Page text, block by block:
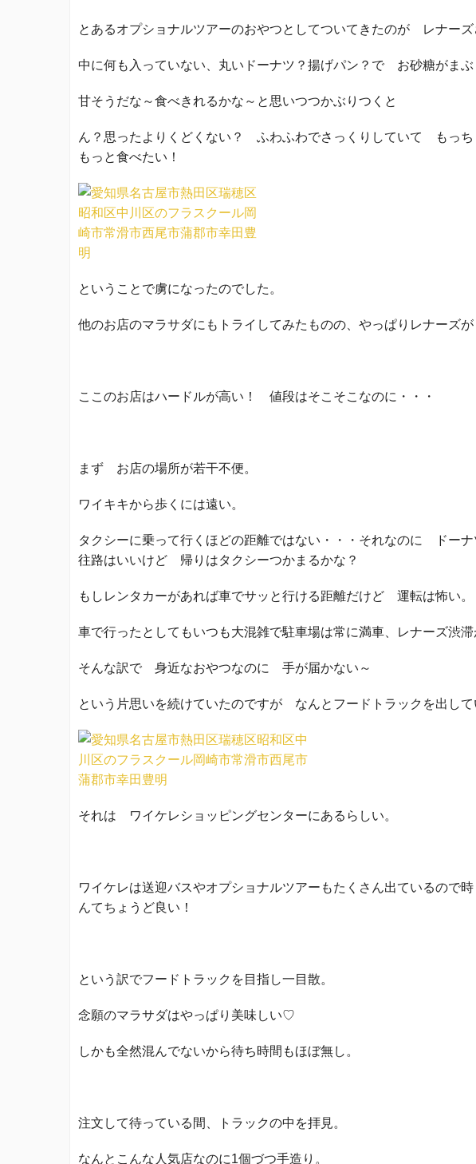
とあるオプショナルツアーのおやつとしてついてきたのが レナーズ
中に何も入っていない、丸いドーナツ？揚げパン？で お砂糖がまぶ
甘そうだな～食べきれるかな～と思いつつかぶりつくと
ん？思ったよりくどくない？ ふわふわでさっくりしていて もっ
もっと食べたい！
ということで虜になったのでした。
他のお店のマラサダにもトライしてみたものの、やっぱりレナーズ
ここのお店はハードルが高い！ 値段はそこそこなのに・・・
まず お店の場所が若干不便。
ワイキキから歩くには遠い。
タクシーに乗って行くほどの距離ではない・・・それなのに ドー
往路はいいけど 帰りはタクシーつかまるかな？
もしレンタカーがあれば車でサッと行ける距離だけど 運転は怖い。
車で行ったとしてもいつも大混雑で駐車場は常に満車、レナーズ渋
そんな訳で 身近なおやつなのに 手が届かない～
という片思いを続けていたのですが なんとフードトラックを出して
それは ワイケレショッピングセンターにあるらしい。
ワイケレは送迎バスやオプショナルツアーもたくさん出ているので
んてちょうど良い！
という訳でフードトラックを目指し一目散。
念願のマラサダはやっぱり美味しい♡
しかも全然混んでないから待ち時間もほぼ無し。
注文して待っている間、トラックの中を拝見。
なんとこんな人気店なのに1個づつ手造り。